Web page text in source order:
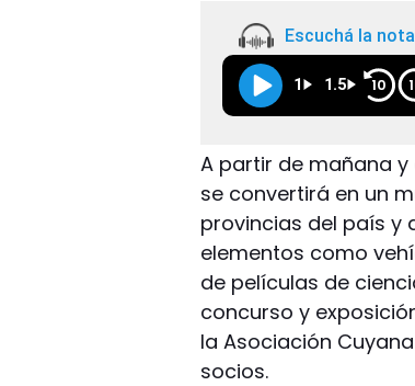
Escuchá la
1 1.5 10
A partir de mañana
se convertirá en un
provincias del país y
elementos como
de películas de
concurso y
la Asociación
socios.